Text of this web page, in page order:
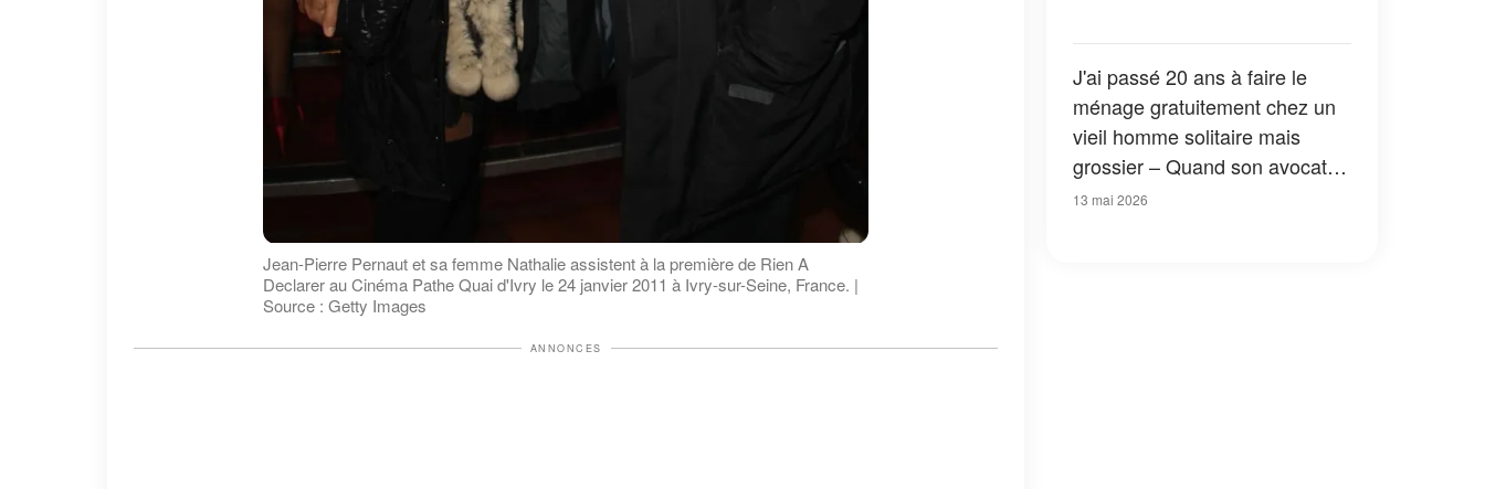
Jean-Pierre Pernaut et sa femme Nathalie assistent à la première de Rien A
Declarer au Cinéma Pathe Quai d'Ivry le 24 janvier 2011 à Ivry-sur-Seine, France. |
Source : Getty Images
ANNONCES
J'ai passé 20 ans à faire le
ménage gratuitement chez un
vieil homme solitaire mais
grossier – Quand son avocat
m'a appelée après son décès,
13 mai 2026